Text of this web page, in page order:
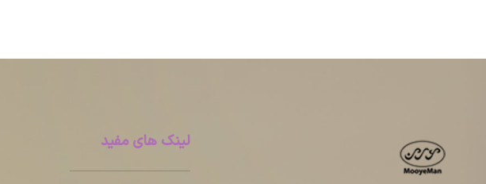
لینک های مفید